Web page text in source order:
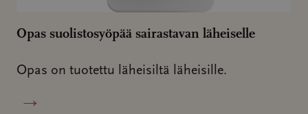
Opas suolistosyöpää sairastavan läheiselle
Opas on tuotettu läheisiltä läheisille.
→